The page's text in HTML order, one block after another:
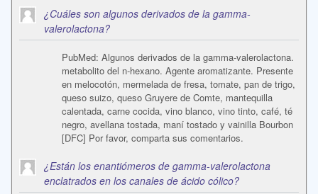
¿Cuáles son algunos derivados de la gamma-
valerolactona?
PubMed: Algunos derivados de la gamma-valerolactona.
metabolito del n-hexano. Agente aromatizante. Presente
en melocotón, mermelada de fresa, tomate, pan de trigo,
queso suizo, queso Gruyere de Comte, mantequilla
calentada, carne cocida, vino blanco, vino tinto, café, té
negro, avellana tostada, maní tostado y vainilla Bourbon
[DFC] Por favor, comparta sus comentarios.
¿Están los enantiómeros de gamma-valerolactona
enclatrados en los canales de ácido cólico?